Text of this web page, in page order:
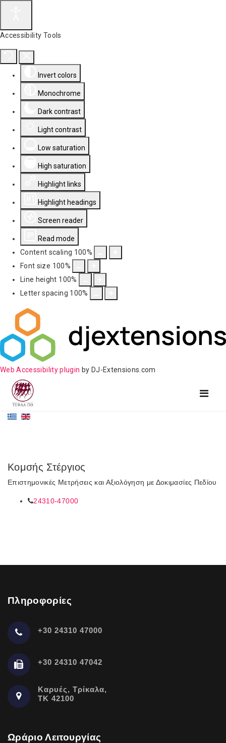
Accessibility Tools
Invert colors
Monochrome
Dark contrast
Light contrast
Low saturation
High saturation
Highlight links
Highlight headings
Screen reader
Read mode
Content scaling 100%
Font size 100%
Line height 100%
Letter spacing 100%
Web Accessibility plugin by DJ-Extensions.com
Κομσής Στέργιος
Επιστημονικές Μετρήσεις και Αξιολόγηση με Δοκιμασίες Πεδίου
24310-47000
Πληροφορίες
+30 24310 47000
+30 24310 47042
Καρυές, Τρίκαλα,
ΤΚ 42100
Ωράριο Λειτουργίας